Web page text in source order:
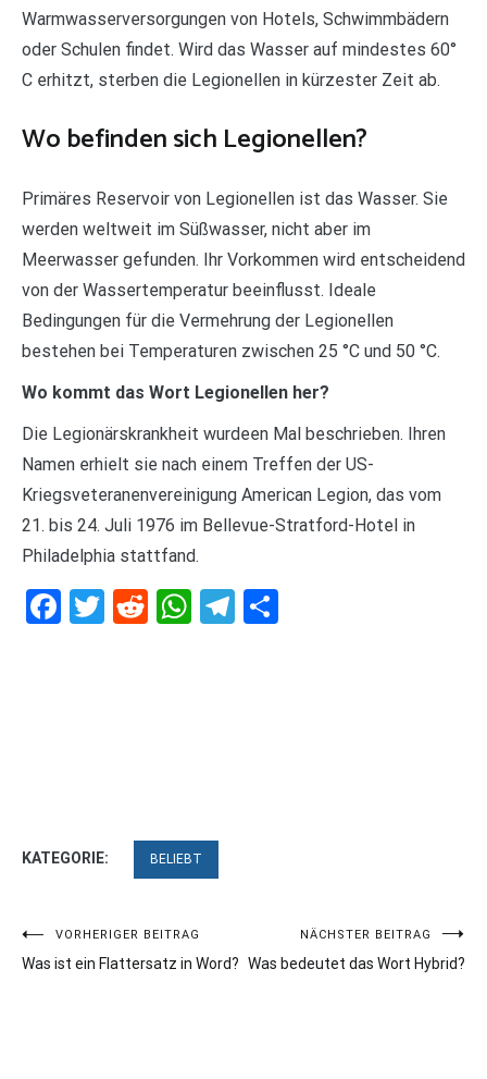
Warmwasserversorgungen von Hotels, Schwimmbädern
oder Schulen findet. Wird das Wasser auf mindestes 60°
C erhitzt, sterben die Legionellen in kürzester Zeit ab.
Wo befinden sich Legionellen?
Primäres Reservoir von Legionellen ist das Wasser. Sie
werden weltweit im Süßwasser, nicht aber im
Meerwasser gefunden. Ihr Vorkommen wird entscheidend
von der Wassertemperatur beeinflusst. Ideale
Bedingungen für die Vermehrung der Legionellen
bestehen bei Temperaturen zwischen 25 °C und 50 °C.
Wo kommt das Wort Legionellen her?
Die Legionärskrankheit wurdeen Mal beschrieben. Ihren
Namen erhielt sie nach einem Treffen der US-
Kriegsveteranenvereinigung American Legion, das vom
21. bis 24. Juli 1976 im Bellevue-Stratford-Hotel in
Philadelphia stattfand.
Facebook
Twitter
RedditWhatsApp
Telegram
KATEGORIE: BELIEBT
Beitragsnavigation
VORHERIGER BEITRAG
Was ist ein Flattersatz in Word?
NÄCHSTER BEITRAG
Was bedeutet das Wort Hybrid?